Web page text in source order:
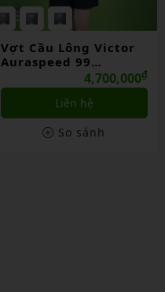
Vợt Cầu Lông Victor
Auraspeed 99
4,700,000₫
Liên hệ
So sánh